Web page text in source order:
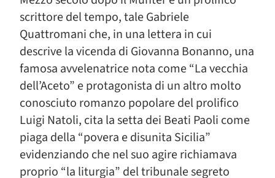
scrittore del tempo, tale Gabriele
Quattromani che, in una lettera in cui
descrive la vicenda di Giovanna Bonanno, una
famosa avvelenatrice nota come “La vecchia
dell’Aceto” e protagonista di un altro molto
conosciuto romanzo popolare del prolifico
Luigi Natoli, cita la setta dei Beati Paoli come
piaga della “povera e disunita Sicilia”
evidenziando che nel suo agire richiamava
proprio “la liturgia” del tribunale segreto